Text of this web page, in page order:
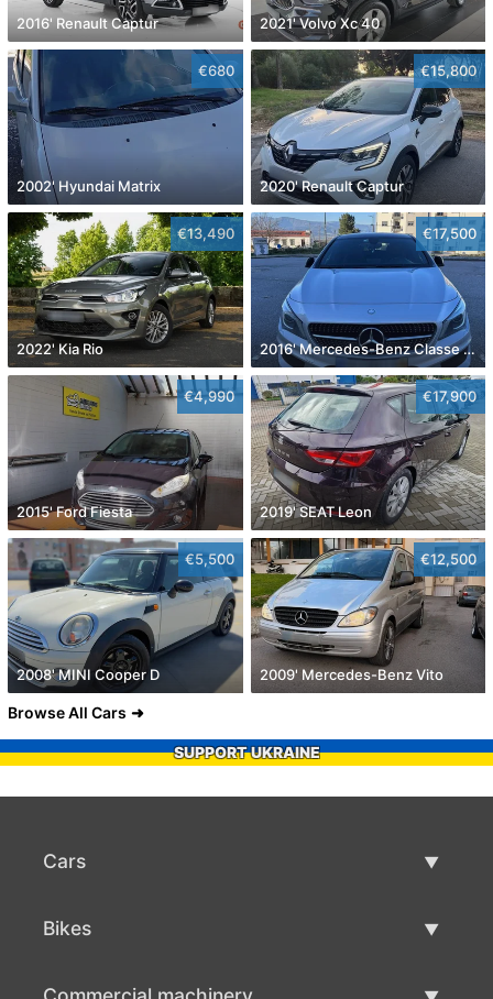
2016' Renault Captur 2021' Volvo Xc 40
€680
2002' Hyundai Matrix
€15,800
2020' Renault Captur
€13,490
2022' Kia Rio
€17,500
2016' Mercedes-Benz Classe Cla
€4,990
2015' Ford Fiesta
€17,900
2019' SEAT Leon
€5,500
2008' MINI Cooper D
€12,500
2009' Mercedes-Benz Vito
Browse All Cars
SUPPORT UKRAINE
Cars
Bikes